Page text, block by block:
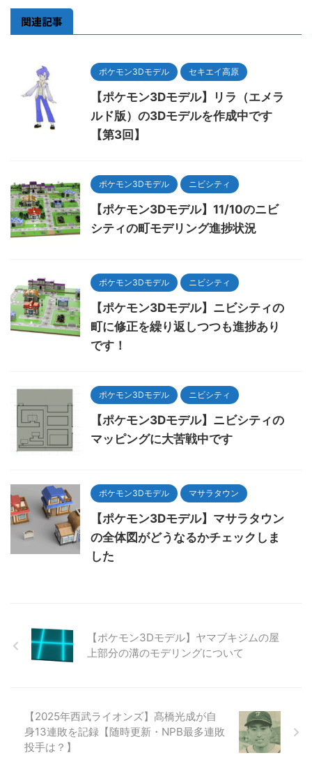
関連記事
ポケモン3Dモデル セキエイ高原
【ポケモン3Dモデル】リラ（エメラ
ルド版）の3Dモデルを作成中です
【第3回】
ポケモン3Dモデル ニビシティ
【ポケモン3Dモデル】11/10のニビ
シティの町モデリング進捗状況
ポケモン3Dモデル ニビシティ
【ポケモン3Dモデル】ニビシティの
町に修正を繰り返しつつも進捗あり
です！
ポケモン3Dモデル ニビシティ
【ポケモン3Dモデル】ニビシティの
マッピングに大苦戦中です
ポケモン3Dモデル マサラタウン
【ポケモン3Dモデル】マサラタウン
の全体図がどうなるかチェックしま
した
【ポケモン3Dモデル】ヤマブキジムの屋
上部分の溝のモデリングについて
【2025年西武ライオンズ】髙橋光成が自
身13連敗を記録【随時更新・NPB最多連敗
投手は？】